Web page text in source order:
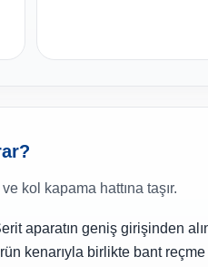
kol kapama hattına taşır.
aparatın geniş girişinden
kenarıyla birlikte bant